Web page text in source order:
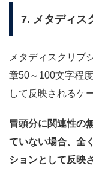
7. メタディス
メタディスクリプ
章50～100文字程
して反映されるケ
冒頭分に関連性の
ていない場合、全
ションとして反映